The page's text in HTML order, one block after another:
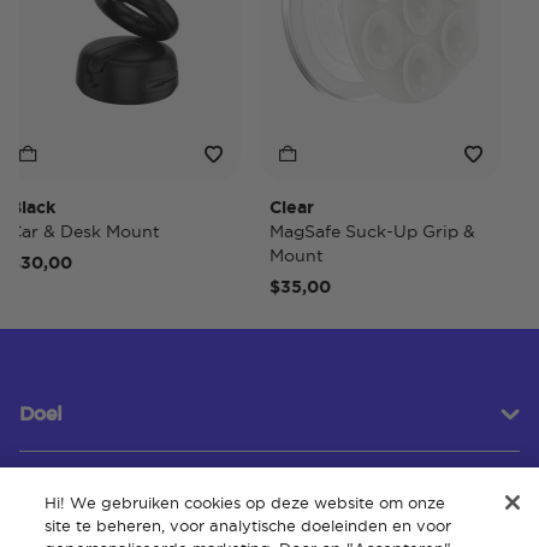
& Desk Mount
Clear
MagSafe Suck-Up Grip &
Mount
$35,00
Doel
Klantenservice
Hi! We gebruiken cookies op deze website om onze
site te beheren, voor analytische doeleinden en voor